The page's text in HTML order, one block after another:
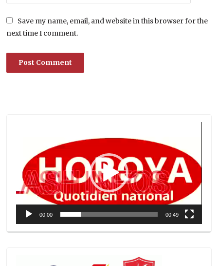
Save my name, email, and website in this browser for the
next time I comment.
00:00 00:49